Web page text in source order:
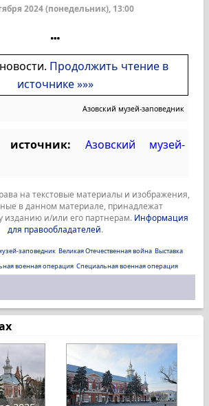
2024 (понедельник), 13:00
Продолжить чтение в
источнике »»»
Азовский музей-заповедник
Азовский музей-
на текстовые материалы и изображения,
в данном материале, принадлежат
изданию и/или его партнерам. Информация
для правообладателей.
заповедник Великая Отечественная война Выставка
военная операция Специальная военная операция